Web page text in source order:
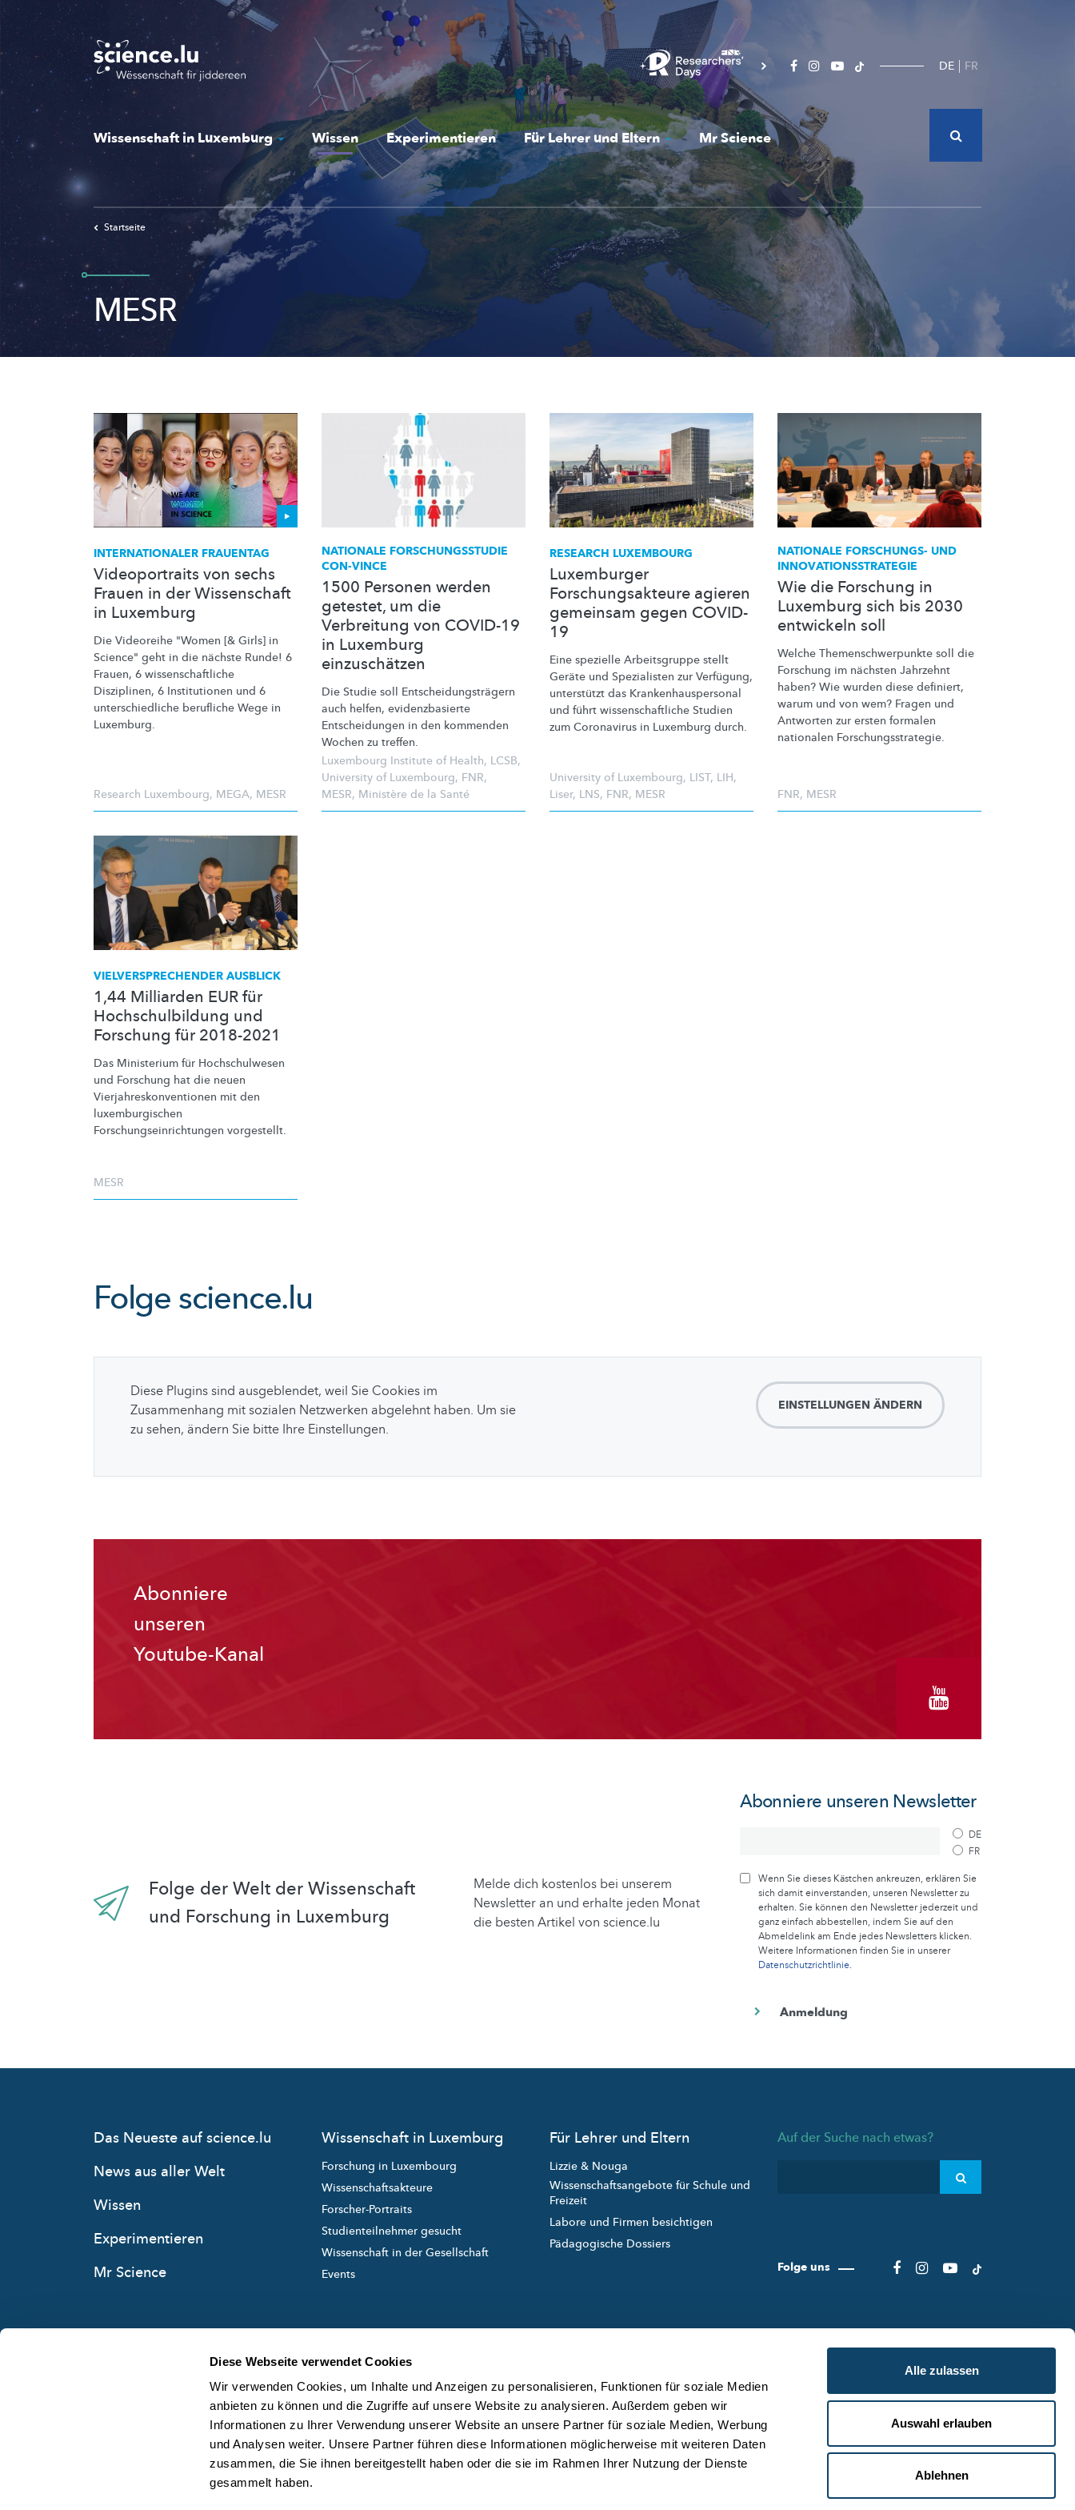
Diese Webseite verwendet Cookies
Wir verwenden Cookies, um Inhalte und Anzeigen zu personalisieren, Funktionen für soziale Medien
anbieten zu können und die Zugriffe auf unsere Website zu analysieren. Außerdem geben wir
Informationen zu Ihrer Verwendung unserer Website an unsere Partner für soziale Medien, Werbung
und Analysen weiter. Unsere Partner führen diese Informationen möglicherweise mit weiteren Daten
zusammen, die Sie ihnen bereitgestellt haben oder die sie im Rahmen Ihrer Nutzung der Dienste
gesammelt haben.
Alle zulassen
Auswahl erlauben
Ablehnen
Skip
to
main
content
DE FR
Wissenschaft in Luxemburg Wissen Experimentieren Für Lehrer und Eltern Mr Science
Startseite
MESR
INTERNATIONALER FRAUENTAG
Videoportraits von sechs
Frauen in der Wissenschaft
in Luxemburg
Die Videoreihe "Women [& Girls] in
Science" geht in die nächste Runde! 6
Frauen, 6 wissenschaftliche
Disziplinen, 6 Institutionen und 6
unterschiedliche berufliche Wege in
Luxemburg.
Research Luxembourg, MEGA, MESR
NATIONALE FORSCHUNGSSTUDIE
CON-VINCE
1500 Personen werden
getestet, um die
Verbreitung von COVID-19
in Luxemburg
einzuschätzen
Die Studie soll Entscheidungsträgern
auch helfen, evidenzbasierte
Entscheidungen in den kommenden
Wochen zu treffen.
Luxembourg Institute of Health, LCSB,
University of Luxembourg, FNR,
MESR, Ministère de la Santé
RESEARCH LUXEMBOURG
Luxemburger
Forschungsakteure agieren
gemeinsam gegen COVID-
19
Eine spezielle Arbeitsgruppe stellt
Geräte und Spezialisten zur Verfügung,
unterstützt das Krankenhauspersonal
und führt wissenschaftliche Studien
zum Coronavirus in Luxemburg durch.
University of Luxembourg, LIST, LIH,
Liser, LNS, FNR, MESR
NATIONALE FORSCHUNGS- UND
INNOVATIONSSTRATEGIE
Wie die Forschung in
Luxemburg sich bis 2030
entwickeln soll
Welche Themenschwerpunkte soll die
Forschung im nächsten Jahrzehnt
haben? Wie wurden diese definiert,
warum und von wem? Fragen und
Antworten zur ersten formalen
nationalen Forschungsstrategie.
FNR, MESR
VIELVERSPRECHENDER AUSBLICK
1,44 Milliarden EUR für
Hochschulbildung und
Forschung für 2018-2021
Das Ministerium für Hochschulwesen
und Forschung hat die neuen
Vierjahreskonventionen mit den
luxemburgischen
Forschungseinrichtungen vorgestellt.
MESR
Folge science.lu
Diese Plugins sind ausgeblendet, weil Sie Cookies im
Zusammenhang mit sozialen Netzwerken abgelehnt haben. Um sie
zu sehen, ändern Sie bitte Ihre Einstellungen.
EINSTELLUNGEN ÄNDERN
Abonniere
unseren
Youtube-Kanal
Folge der Welt der Wissenschaft
und Forschung in Luxemburg
Melde dich kostenlos bei unserem
Newsletter an und erhalte jeden Monat
die besten Artikel von science.lu
Abonniere unseren Newsletter
DE
FR
Wenn Sie dieses Kästchen ankreuzen, erklären Sie
sich damit einverstanden, unseren Newsletter zu
erhalten. Sie können den Newsletter jederzeit und
ganz einfach abbestellen, indem Sie auf den
Abmeldelink am Ende jedes Newsletters klicken.
Weitere Informationen finden Sie in unserer
Datenschutzrichtlinie.
Das Neueste auf science.lu
News aus aller Welt
Wissen
Experimentieren
Mr Science
Wissenschaft in Luxemburg
Forschung in Luxembourg
Wissenschaftsakteure
Forscher-Portraits
Studienteilnehmer gesucht
Wissenschaft in der Gesellschaft
Events
Für Lehrer und Eltern
Lizzie & Nouga
Wissenschaftsangebote für Schule und
Freizeit
Labore und Firmen besichtigen
Pädagogische Dossiers
Auf der Suche nach etwas?
Folge uns
created and managed by
ÜBER SCIENCE.LU
NUTZUNGSBEDINGUNGEN
DATENSCHUTZLINIEN
COOKIE RICHTLINIEN